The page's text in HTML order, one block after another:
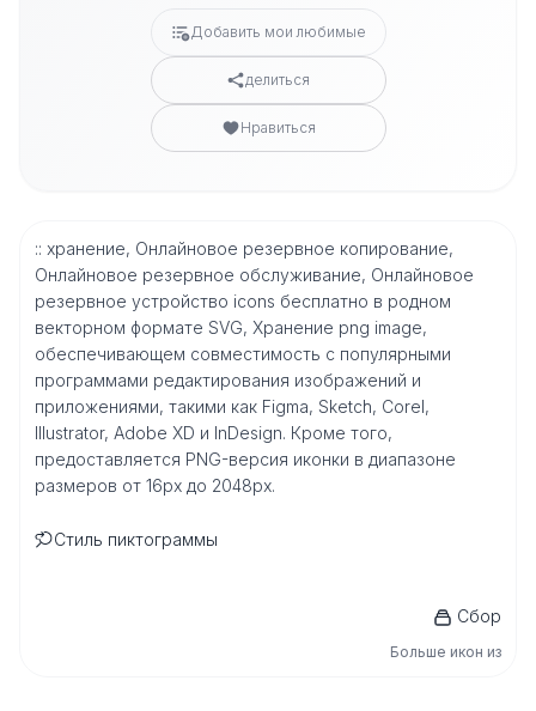
Добавить мои любимые
делиться
Нравиться
:: хранение, Онлайновое резервное копирование,
Онлайновое резервное обслуживание, Онлайновое
резервное устройство icons бесплатно в родном
векторном формате SVG, Хранение png image,
обеспечивающем совместимость с популярными
программами редактирования изображений и
приложениями, такими как Figma, Sketch, Corel,
Illustrator, Adobe XD и InDesign. Кроме того,
предоставляется PNG-версия иконки в диапазоне
размеров от 16px до 2048px.
Стиль пиктограммы
Сбор
Больше икон из